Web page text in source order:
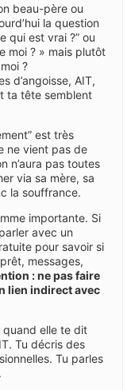
beau-père ou
la question
qui est vrai ?” ou
moi ? » mais plutôt
?
d’angoisse, AIT,
ta tête semblent
est très
ne vient pas de
n’aura pas toutes
via sa mère, sa
la souffrance.
importante. Si
avec un
pour savoir si
messages,
: ne pas faire
lien indirect avec
quand elle te dit
Tu décris des
Tu parles